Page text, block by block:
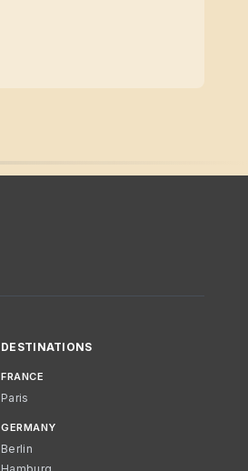
DESTINATIONS
FRANCE
Paris
GERMANY
Berlin